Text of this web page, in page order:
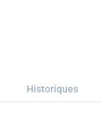
Historiques